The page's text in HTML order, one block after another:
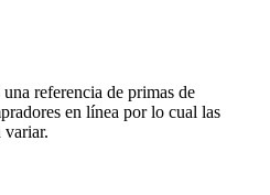
referencia de primas de
en línea por lo cual las
variar.